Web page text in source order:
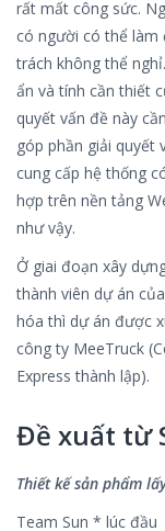
rất mất công sức.
có người có thể làm
trách không thể
ẩn và tính cần thiết
quyết vấn đề này
góp phần giải quyết
cung cấp hệ thống
hợp trên nền tảng
như vậy.
Ở giai đoạn xây
thành viên dự án
hóa thì dự án được
công ty MeeTruck
Express thành lập).
Đề xuất từ
Thiết kế sản phẩm
Team Sun * lúc